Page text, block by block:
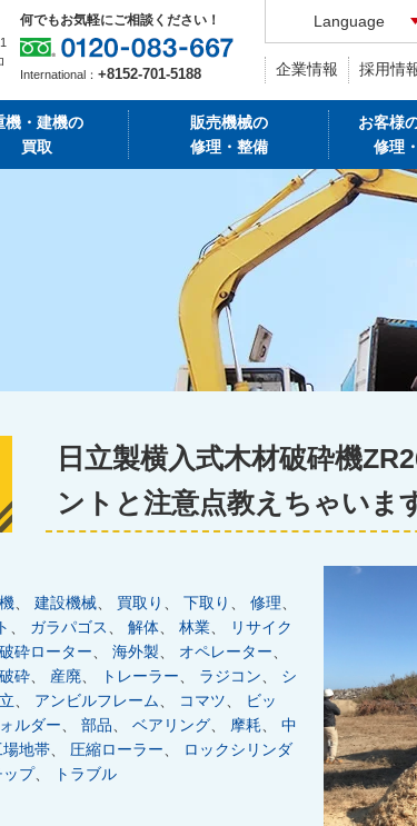
何でもお気軽にご相談ください！
International： +8152-701-5188
Language
企業情報 採用情
機・建機の
買取
販売機械の
修理・整備
お客様
修理
日立製横入式木材破砕機
ントと注意点教えちゃいま
建設機械 買取り 下取り 修理
ガラパゴス 解体 林業
リサイク
破砕ローター 海外製 オペレーター
破砕 産廃 トレーラー ラジコン
シ
アンビルフレーム コマツ
ビッ
ルダー 部品 ベアリング 摩耗
中
場地帯 圧縮ローラー
ロックシリンダ
ップ、 トラブル